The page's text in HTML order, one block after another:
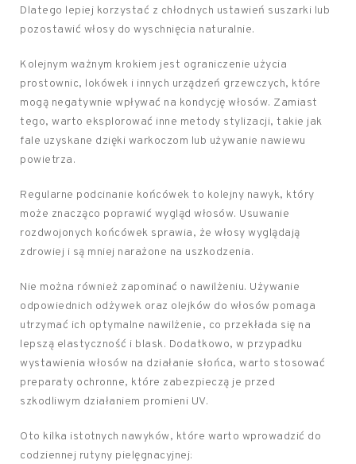
Dlatego lepiej korzystać z chłodnych ustawień suszarki lub
pozostawić włosy do wyschnięcia naturalnie.
Kolejnym ważnym krokiem jest ograniczenie użycia
prostownic, lokówek i innych urządzeń grzewczych, które
mogą negatywnie wpływać na kondycję włosów. Zamiast
tego, warto eksplorować inne metody stylizacji, takie jak
fale uzyskane dzięki warkoczom lub używanie nawiewu
powietrza.
Regularne podcinanie końcówek to kolejny nawyk, który
może znacząco poprawić wygląd włosów. Usuwanie
rozdwojonych końcówek sprawia, że włosy wyglądają
zdrowiej i są mniej narażone na uszkodzenia.
Nie można również zapominać o nawilżeniu. Używanie
odpowiednich odżywek oraz olejków do włosów pomaga
utrzymać ich optymalne nawilżenie, co przekłada się na
lepszą elastyczność i blask. Dodatkowo, w przypadku
wystawienia włosów na działanie słońca, warto stosować
preparaty ochronne, które zabezpieczą je przed
szkodliwym działaniem promieni UV.
Oto kilka istotnych nawyków, które warto wprowadzić do
codziennej rutyny pielęgnacyjnej: